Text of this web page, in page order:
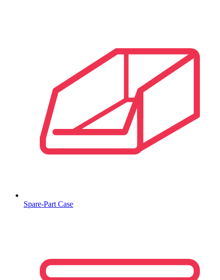
Spare-Part Case